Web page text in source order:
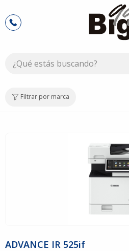
Filtrar por marca
ADVANCE IR 525if